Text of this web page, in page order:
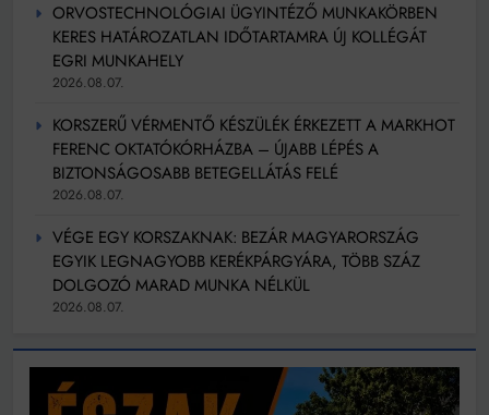
ORVOSTECHNOLÓGIAI ÜGYINTÉZŐ MUNKAKÖRBEN
KERES HATÁROZATLAN IDŐTARTAMRA ÚJ KOLLÉGÁT
EGRI MUNKAHELY
2026.08.07.
KORSZERŰ VÉRMENTŐ KÉSZÜLÉK ÉRKEZETT A MARKHOT
FERENC OKTATÓKÓRHÁZBA – ÚJABB LÉPÉS A
BIZTONSÁGOSABB BETEGELLÁTÁS FELÉ
2026.08.07.
VÉGE EGY KORSZAKNAK: BEZÁR MAGYARORSZÁG
EGYIK LEGNAGYOBB KERÉKPÁRGYÁRA, TÖBB SZÁZ
DOLGOZÓ MARAD MUNKA NÉLKÜL
2026.08.07.